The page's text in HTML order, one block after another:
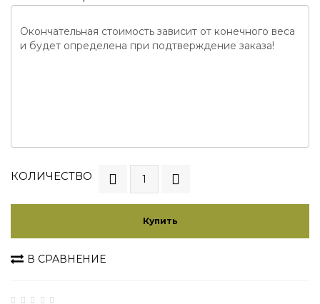
КОЛИЧЕСТВО
Купить
В СРАВНЕНИЕ